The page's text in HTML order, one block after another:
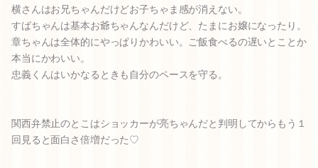
横さんはお兄ちゃんだけどお子ちゃま感が消えない。
すばちゃんは基本お爺ちゃんなんだけど、たまにお嬢になったり。
章ちゃんは全体的にやっぱりかわいい。ご飯食べるの遅いとことか
本当にかわいい。
忠義くんはいかなるときも自分のペースを守る。
関西弁禁止のとこはショッカーが亮ちゃんだと判明してからもう１
回見ると面白さ倍増だった♡